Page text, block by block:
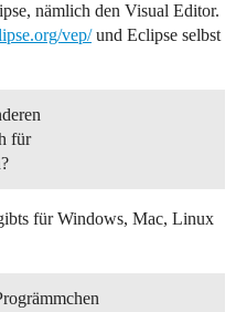
nämlich den Visual Editor.
vep/und Eclipse selbst
für
für Windows, Mac, Linux